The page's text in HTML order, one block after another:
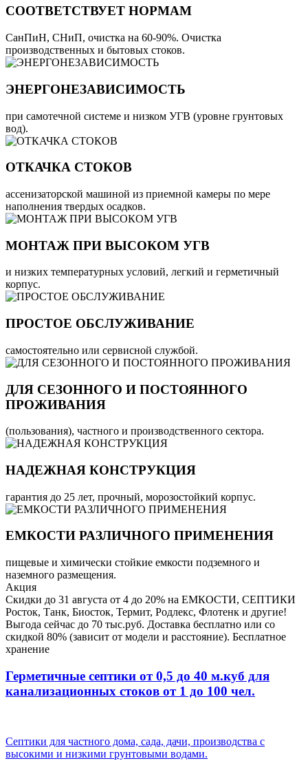
СООТВЕТСТВУЕТ НОРМАМ
СанПиН, СНиП, очистка на 60-90%. Очистка
производственных и бытовых стоков.
ЭНЕРГОНЕЗАВИСИМОСТЬ
при самотечной системе и низком УГВ (уровне грунтовых
вод).
ОТКАЧКА СТОКОВ
ассенизаторской машиной из приемной камеры по мере
наполнения твердых осадков.
МОНТАЖ ПРИ ВЫСОКОМ УГВ
и низких температурных условий, легкий и герметичный
корпус.
ПРОСТОЕ ОБСЛУЖИВАНИЕ
самостоятельно или сервисной службой.
ДЛЯ СЕЗОННОГО И ПОСТОЯННОГО
ПРОЖИВАНИЯ
(пользования), частного и производственного сектора.
НАДЕЖНАЯ КОНСТРУКЦИЯ
гарантия до 25 лет, прочный, морозостойкий корпус.
ЕМКОСТИ РАЗЛИЧНОГО ПРИМЕНЕНИЯ
пищевые и химически стойкие емкости подземного и
наземного размещения.
Акция
Скидки до 31 августа от 4 до 20% на ЕМКОСТИ, СЕПТИКИ
Росток, Танк, Биосток, Термит, Родлекс, Флотенк и другие!
Выгода сейчас до 70 тыс.руб. Доставка бесплатно или со
скидкой 80% (зависит от модели и расстояние). Бесплатное
хранение
Герметичные септики от 0,5 до 40 м.куб для
канализационных стоков от 1 до 100 чел.
Септики для частного дома, сада, дачи, производства с
высокими и низкими грунтовыми водами.